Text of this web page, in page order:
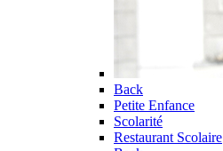
Back
Petite Enfance
Scolarité
Restaurant Scolaire